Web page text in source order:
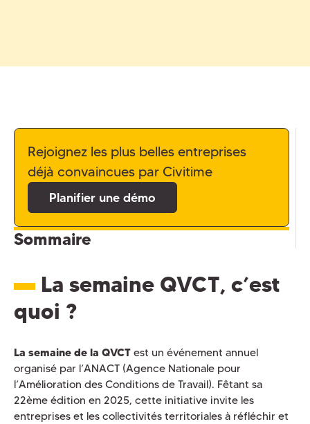
Rejoignez les plus belles entreprises
déjà convaincues par Civitime
Planifier une démo
Sommaire
La semaine QVCT, c’est
quoi ?
La semaine de la QVCTest un événement annuel
organisé par l’ANACT (Agence Nationale pour
l’Amélioration des Conditions de Travail). Fêtant sa
22ème édition en 2025, cette initiative invite les
entreprises et les collectivités territoriales à réfléchir et